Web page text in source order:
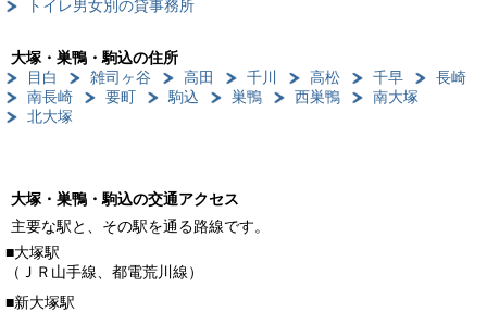
トイレ男女別の貸事務所
大塚・巣鴨・駒込の住所
目白
雑司ヶ谷 高田 千川 高松 千早
長崎
南長崎
要町 駒込 巣鴨 西巣鴨
南大塚
北大塚
大塚・巣鴨・駒込の交通アクセス
主要な駅と、その駅を通る路線です。
■大塚駅
（ＪＲ山手線、都電荒川線）
■新大塚駅